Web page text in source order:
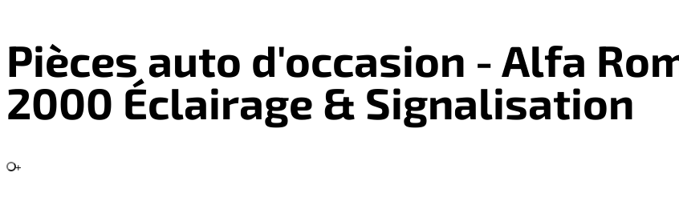
Pièces auto d'occasion - Alfa
2000 Éclairage & Signalisation
+